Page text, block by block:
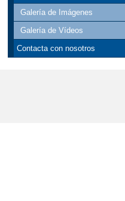
Galería de Imágenes
Galería de Vídeos
Contacta con nosotros